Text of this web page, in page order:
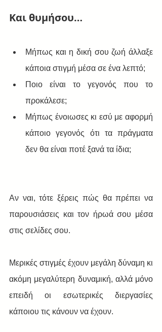
Και θυμήσου…
Μήπως και η δική σου ζωή άλλαξε
κάποια στιγμή μέσα σε ένα λεπτό;
Ποιο είναι το γεγονός που το
προκάλεσε;
Μήπως ένοιωσες κι εσύ με αφορμή
κάποιο γεγονός ότι τα πράγματα
δεν θα είναι ποτέ ξανά τα ίδια;
Αν ναι, τότε ξέρεις πώς θα πρέπει να
παρουσιάσεις και τον ήρωά σου μέσα
στις σελίδες σου.
Μερικές στιγμές έχουν μεγάλη δύναμη κι
ακόμη μεγαλύτερη δυναμική, αλλά μόνο
επειδή οι εσωτερικές διεργασίες
κάποιου τις κάνουν να έχουν.